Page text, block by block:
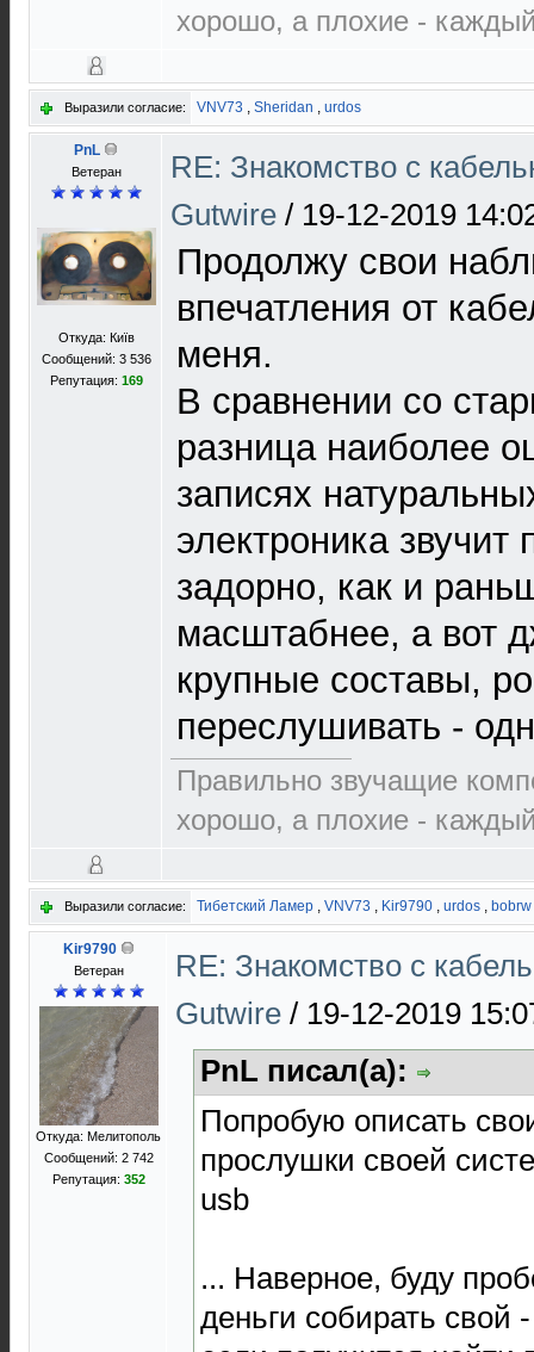
хорошо, а плохие -
Выразили согласие: VNV73 , Sheridan , urdos
PnL
Ветеран
Откуда: Київ
Сообщений: 3 536
Репутация: 169
RE: Знакомство с
Gutwire / 19-12-2019
Продолжу свои
впечатления от
меня.
В сравнении со
разница наиболее
записях
электроника звучит
задорно, как и
масштабнее, а вот
крупные составы,
переслушивать -
Правильно звучащие
хорошо, а плохие -
Выразили согласие: Тибетский Ламер , VNV73 , Kir9790 , urdos , bobrw
Kir9790
Ветеран
Откуда: Мелитополь
Сообщений: 2 742
Репутация: 352
RE: Знакомство с
Gutwire / 19-12-2019
PnL писал(а):
Попробую описать
прослушки своей
usb
... Наверное, буду
деньги собирать свой